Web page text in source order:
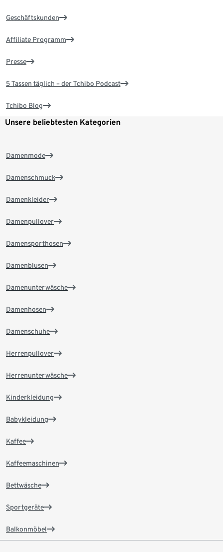
Geschäftskunden
Affiliate Programm
Presse
5 Tassen täglich – der Tchibo Podcast
Tchibo Blog
Unsere beliebtesten Kategorien
Damenmode
Damenschmuck
Damenkleider
Damenpullover
Damensporthosen
Damenblusen
Damenunterwäsche
Damenhosen
Damenschuhe
Herrenpullover
Herrenunterwäsche
Kinderkleidung
Babykleidung
Kaffee
Kaffeemaschinen
Bettwäsche
Sportgeräte
Balkonmöbel